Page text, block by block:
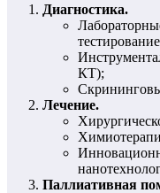
Диагностика.
КТ);
Лечение.
Паллиативная